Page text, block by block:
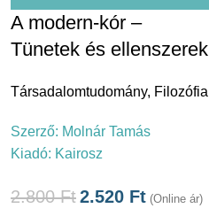
A modern-kór –
Tünetek és ellenszerek
Társadalomtudomány, Filozófia
Szerző: Molnár Tamás
Kiadó: Kairosz
2.800Ft2.520 Ft (Online ár)